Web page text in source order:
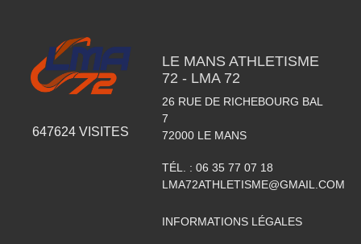
647624 VISITES
LE MANS ATHLETISME
72 - LMA 72
26 RUE DE RICHEBOURG BAL
7
72000 LE MANS
TÉL. : 06 35 77 07 18
LMA72ATHLETISME@GMAIL.COM
INFORMATIONS LÉGALES